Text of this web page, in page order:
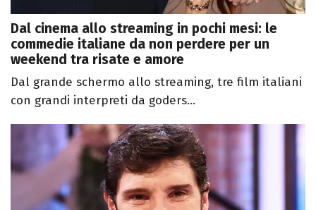
Dal cinema allo streaming in pochi mesi: le
commedie italiane da non perdere per un
weekend tra risate e amore
Dal grande schermo allo streaming, tre film italiani
con grandi interpreti da goders...